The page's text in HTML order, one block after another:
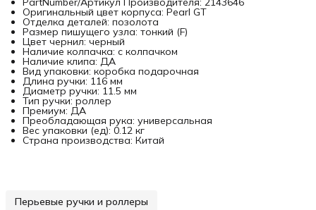
Оригинальный цвет корпуса: Pearl GT
Отделка деталей: позолота
Размер пишущего узла: тонкий (F)
Цвет чернил: черный
Наличие колпачка: с колпачком
Наличие клипа: ДА
Вид упаковки: коробка подарочная
Длина ручки: 116 мм
Диаметр ручки: 11.5 мм
Тип ручки: роллер
Премиум: ДА
Преобладающая рука: универсальная
Вес упаковки (ед): 0.12 кг
Страна производства: Китай
Перьевые ручки и роллеры